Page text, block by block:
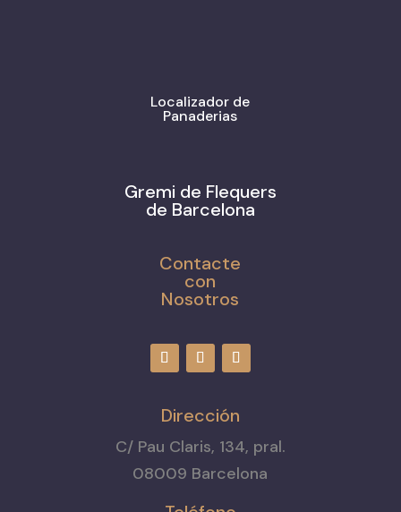
Localizador de
Panaderias
Gremi de Flequers
de Barcelona
Contacte
con
Nosotros
Dirección
C/ Pau Claris, 134, pral.
08009 Barcelona